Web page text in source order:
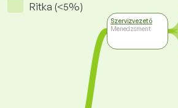
Ritka (<5%)
Szervizvezető
Menedzsment